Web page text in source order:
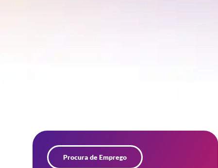
Procura de Emprego